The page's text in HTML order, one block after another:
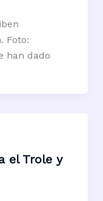
Foto:
han dado
el Trole y